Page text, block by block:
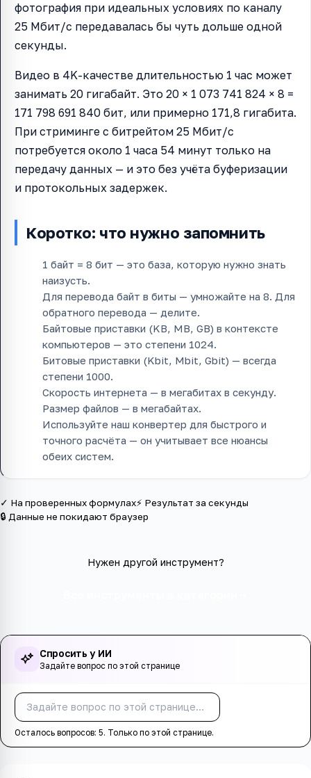
фотография при идеальных условиях по каналу
25 Мбит/с передавалась бы чуть дольше одной
секунды.
Видео в 4K-качестве длительностью 1 час может
занимать 20 гигабайт. Это 20 × 1 073 741 824 × 8 =
171 798 691 840 бит, или примерно 171,8 гигабита.
При стриминге с битрейтом 25 Мбит/с
потребуется около 1 часа 54 минут только на
передачу данных — и это без учёта буферизации
и протокольных задержек.
Коротко: что нужно запомнить
1 байт = 8 бит — это база, которую нужно знать
наизусть.
Для перевода байт в биты — умножайте на 8. Для
обратного перевода — делите.
Байтовые приставки (KB, MB, GB) в контексте
компьютеров — это степени 1024.
Битовые приставки (Kbit, Mbit, Gbit) — всегда
степени 1000.
Скорость интернета — в мегабитах в секунду.
Размер файлов — в мегабайтах.
Используйте наш конвертер для быстрого и
точного расчёта — он учитывает все нюансы
обеих систем.
✓ На проверенных формулах⚡ Результат за секунды
🔒 Данные не покидают браузер
Нужен другой инструмент?
Спросить у ИИ
Задайте вопрос по этой странице
Осталось вопросов: 5. Только по этой странице.